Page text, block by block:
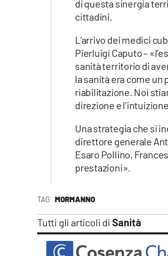
TAG MORMANNO
Tutti gli articoli di Sanità
di questa sinergia
cittadini.
L’arrivo dei medici
Pierluigi Caputo –
sanità territorio di
la sanità era come un
riabilitazione. Noi
direzione e
Una strategia che si
direttore generale
Esaro Pollino,
prestazioni».